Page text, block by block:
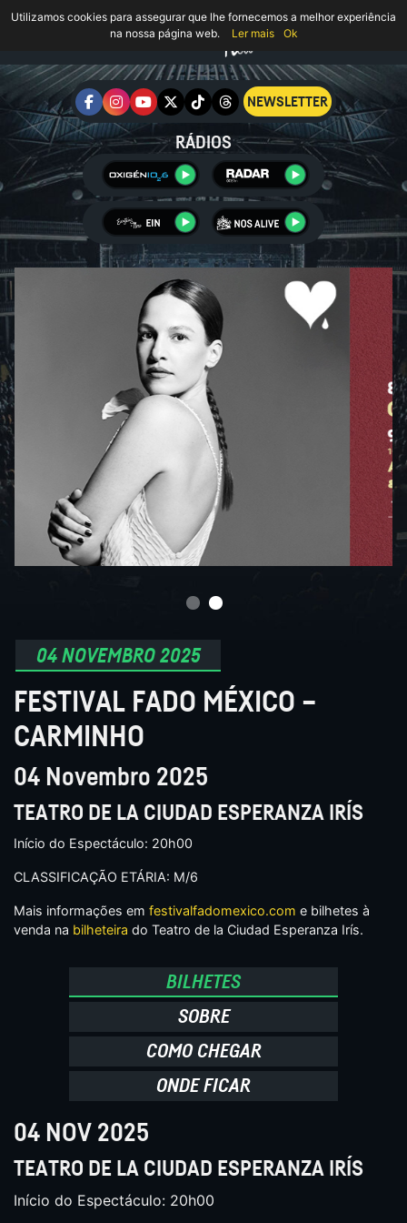
NEWSLETTER
RÁDIOS
04 NOVEMBRO 2025
FESTIVAL FADO MÉXICO –
CARMINHO
04 Novembro 2025
TEATRO DE LA CIUDAD ESPERANZA IRÍS
Início do Espectáculo: 20h00
CLASSIFICAÇÃO ETÁRIA: M/6
Mais informações em festivalfadomexico.com e bilhetes à
venda na bilheteira do Teatro de la Ciudad Esperanza Irís.
BILHETES
SOBRE
COMO CHEGAR
ONDE FICAR
04 NOV 2025
TEATRO DE LA CIUDAD ESPERANZA IRÍS
Início do Espectáculo: 20h00
Utilizamos cookies para assegurar que lhe fornecemos a melhor experiência
na nossa página web.
Ler mais Ok